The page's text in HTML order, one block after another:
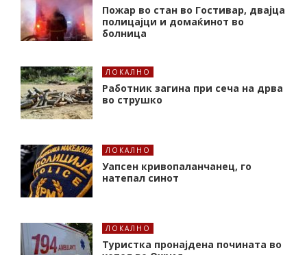
Пожар во стан во Гостивар, двајца
полицајци и домаќинот во
болница
ЛОКАЛНО
Работник загина при сеча на дрва
во струшко
ЛОКАЛНО
Уапсен кривопаланчанец, го
натепал синот
ЛОКАЛНО
Туристка пронајдена почината во